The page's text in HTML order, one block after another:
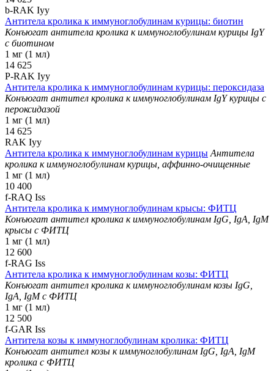
b-RAK Iyy
Антитела кролика к иммуноглобулинам курицы: биотин
Конъюгат антитела кролика к иммуноглобулинам курицы IgY
с биотином
1 мг (1 мл)
14 625
P-RAK Iyy
Антитела кролика к иммуноглобулинам курицы: пероксидаза
Конъюгат антител кролика к иммуноглобулинам IgY курицы с
пероксидазой
1 мг (1 мл)
14 625
RAK Iyy
Антитела кролика к иммуноглобулинам курицы Антитела
кролика к иммуноглобулинам курицы, аффинно-очищенные
1 мг (1 мл)
10 400
f-RAQ Iss
Антитела кролика к иммуноглобулинам крысы: ФИТЦ
Конъюгат антител кролика к иммуноглобулинам IgG, IgA, IgM
крысы с ФИТЦ
1 мг (1 мл)
12 600
f-RAG Iss
Антитела кролика к иммуноглобулинам козы: ФИТЦ
Конъюгат антител кролика к иммуноглобулинам козы IgG,
IgA, IgM с ФИТЦ
1 мг (1 мл)
12 500
f-GAR Iss
Антитела козы к иммуноглобулинам кролика: ФИТЦ
Конъюгат антител козы к иммуноглобулинам IgG, IgA, IgM
кролика с ФИТЦ